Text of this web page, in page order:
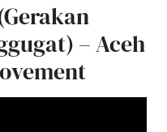
– Aceh